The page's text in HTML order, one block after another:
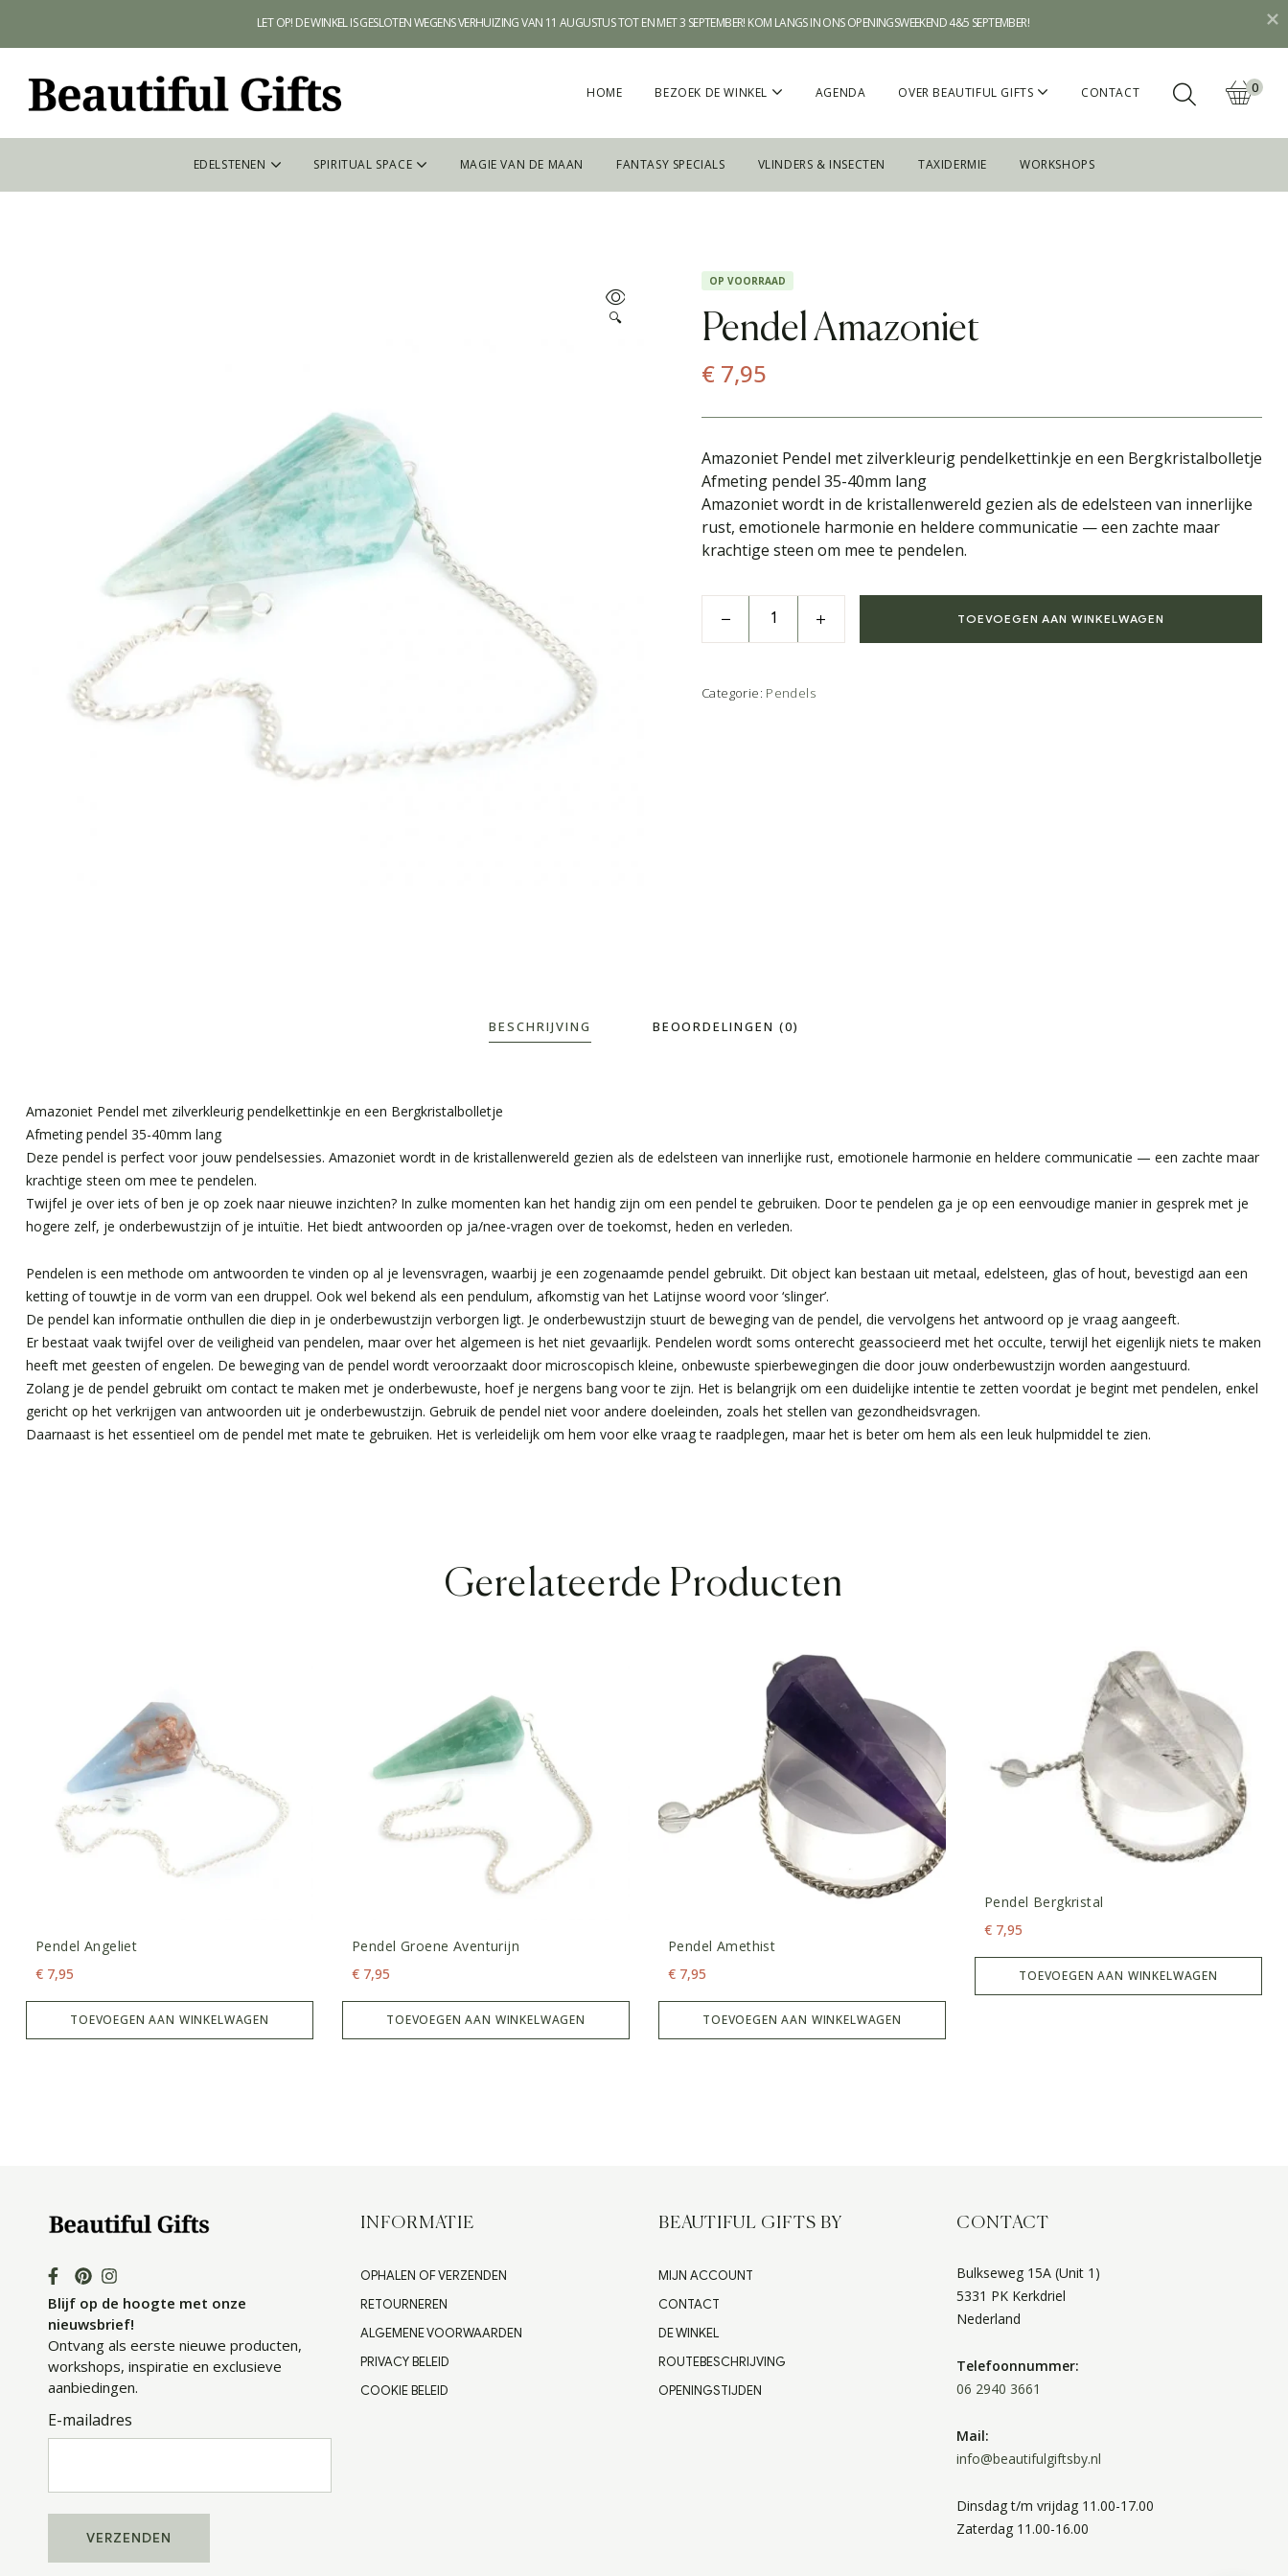
HOME BEZOEK DE WINKEL AGENDA OVER BEAUTIFUL GIFTS CONTACT 0
EDELSTENEN SPIRITUAL SPACE MAGIE VAN DE MAAN FANTASY SPECIALS VLINDERS & INSECTEN TAXIDERMIE WORKSHOPS
🔍
OP VOORRAAD
Pendel Amazoniet
€ 7,95
Amazoniet Pendel met zilverkleurig pendelkettinkje en een Bergkristalbolletje
Afmeting pendel 35-40mm lang
Amazoniet wordt in de kristallenwereld gezien als de edelsteen van innerlijke
rust, emotionele harmonie en heldere communicatie — een zachte maar
krachtige steen om mee te pendelen.
TOEVOEGEN AAN WINKELWAGEN
Categorie: Pendels
BESCHRIJVING BEOORDELINGEN (0)
Amazoniet Pendel met zilverkleurig pendelkettinkje en een Bergkristalbolletje
Afmeting pendel 35-40mm lang
Deze pendel is perfect voor jouw pendelsessies. Amazoniet wordt in de kristallenwereld gezien als de edelsteen van innerlijke rust, emotionele harmonie en heldere communicatie — een zachte maar
krachtige steen om mee te pendelen.
Twijfel je over iets of ben je op zoek naar nieuwe inzichten? In zulke momenten kan het handig zijn om een pendel te gebruiken. Door te pendelen ga je op een eenvoudige manier in gesprek met je
hogere zelf, je onderbewustzijn of je intuïtie. Het biedt antwoorden op ja/nee-vragen over de toekomst, heden en verleden.
Pendelen is een methode om antwoorden te vinden op al je levensvragen, waarbij je een zogenaamde pendel gebruikt. Dit object kan bestaan uit metaal, edelsteen, glas of hout, bevestigd aan een
ketting of touwtje in de vorm van een druppel. Ook wel bekend als een pendulum, afkomstig van het Latijnse woord voor ‘slinger’.
De pendel kan informatie onthullen die diep in je onderbewustzijn verborgen ligt. Je onderbewustzijn stuurt de beweging van de pendel, die vervolgens het antwoord op je vraag aangeeft.
Er bestaat vaak twijfel over de veiligheid van pendelen, maar over het algemeen is het niet gevaarlijk. Pendelen wordt soms onterecht geassocieerd met het occulte, terwijl het eigenlijk niets te maken
heeft met geesten of engelen. De beweging van de pendel wordt veroorzaakt door microscopisch kleine, onbewuste spierbewegingen die door jouw onderbewustzijn worden aangestuurd.
Zolang je de pendel gebruikt om contact te maken met je onderbewuste, hoef je nergens bang voor te zijn. Het is belangrijk om een duidelijke intentie te zetten voordat je begint met pendelen, enkel
gericht op het verkrijgen van antwoorden uit je onderbewustzijn. Gebruik de pendel niet voor andere doeleinden, zoals het stellen van gezondheidsvragen.
Daarnaast is het essentieel om de pendel met mate te gebruiken. Het is verleidelijk om hem voor elke vraag te raadplegen, maar het is beter om hem als een leuk hulpmiddel te zien.
Gerelateerde Producten
Pendel Angeliet
€ 7,95
TOEVOEGEN AAN WINKELWAGEN
Pendel Groene Aventurijn
€ 7,95
TOEVOEGEN AAN WINKELWAGEN
Pendel Amethist
€ 7,95
TOEVOEGEN AAN WINKELWAGEN
Pendel Bergkristal
€ 7,95
TOEVOEGEN AAN WINKELWAGEN
Blijf op de hoogte met onze
nieuwsbrief!
Ontvang als eerste nieuwe producten,
workshops, inspiratie en exclusieve
aanbiedingen.
E-mailadres
INFORMATIE
OPHALEN OF VERZENDEN
RETOURNEREN
ALGEMENE VOORWAARDEN
PRIVACY BELEID
COOKIE BELEID
BEAUTIFUL GIFTS BY
MIJN ACCOUNT
CONTACT
DE WINKEL
ROUTEBESCHRIJVING
OPENINGSTIJDEN
CONTACT
Bulkseweg 15A (Unit 1)
5331 PK Kerkdriel
Nederland
Telefoonnummer:
06 2940 3661
Mail:
info@beautifulgiftsby.nl
Dinsdag t/m vrijdag 11.00-17.00
Zaterdag 11.00-16.00
LET OP! DE WINKEL IS GESLOTEN WEGENS VERHUIZING VAN 11 AUGUSTUS TOT EN MET 3 SEPTEMBER! KOM LANGS IN ONS OPENINGSWEEKEND 4&5 SEPTEMBER!